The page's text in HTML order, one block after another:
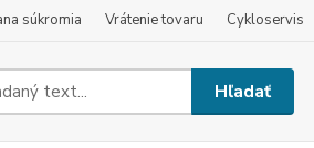
súkromia Vrátenie tovaru Cykloservis
Hľadať